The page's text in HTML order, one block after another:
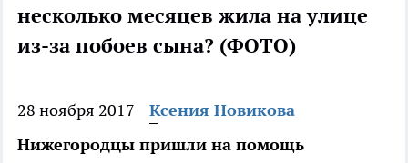
несколько месяцев жила на улице
из-за побоев сына? (ФОТО)
28 ноября 2017
Ксения Новикова
Нижегородцы пришли на помощь